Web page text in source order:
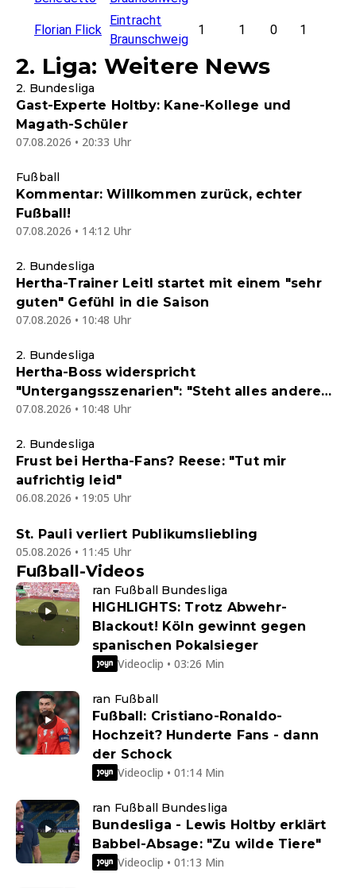
Florian Flick
Eintracht
Braunschweig
1 1 0 1
2. Liga: Weitere News
2. Bundesliga
Gast-Experte Holtby: Kane-Kollege und
Magath-Schüler
07.08.2026 • 20:33 Uhr
Fußball
Kommentar: Willkommen zurück, echter
Fußball!
07.08.2026 • 14:12 Uhr
2. Bundesliga
Hertha-Trainer Leitl startet mit einem "sehr
guten" Gefühl in die Saison
07.08.2026 • 10:48 Uhr
2. Bundesliga
Hertha-Boss widerspricht
"Untergangsszenarien": "Steht alles andere
als schlecht"
07.08.2026 • 10:48 Uhr
2. Bundesliga
Frust bei Hertha-Fans? Reese: "Tut mir
aufrichtig leid"
06.08.2026 • 19:05 Uhr
St. Pauli verliert Publikumsliebling
05.08.2026 • 11:45 Uhr
Fußball-Videos
ran Fußball Bundesliga
HIGHLIGHTS: Trotz Abwehr-
Blackout! Köln gewinnt gegen
spanischen Pokalsieger
Videoclip • 03:26 Min
ran Fußball
Fußball: Cristiano-Ronaldo-
Hochzeit? Hunderte Fans - dann
der Schock
Videoclip • 01:14 Min
ran Fußball Bundesliga
Bundesliga - Lewis Holtby erklärt
Babbel-Absage: "Zu wilde Tiere"
Videoclip • 01:13 Min